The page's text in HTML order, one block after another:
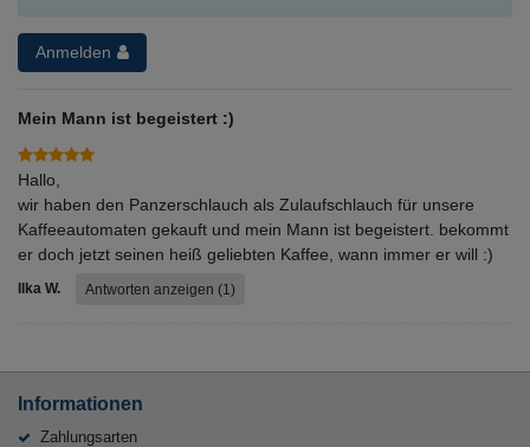
Anmelden
Mein Mann ist begeistert :)
Hallo,
wir haben den Panzerschlauch als Zulaufschlauch für unsere
Kaffeeautomaten gekauft und mein Mann ist begeistert. bekommt
er doch jetzt seinen heiß geliebten Kaffee, wann immer er will :)
Ilka W. Antworten anzeigen (1)
Informationen
Zahlungsarten